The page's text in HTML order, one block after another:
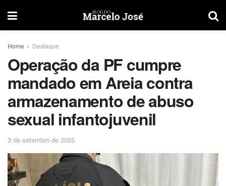
Home Destaque
Operação da PF cumpre
mandado em Areia contra
armazenamento de abuso
sexual infantojuvenil
3 de setembro de 2025